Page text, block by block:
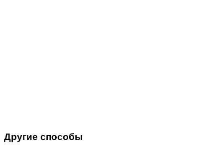
Другие способы